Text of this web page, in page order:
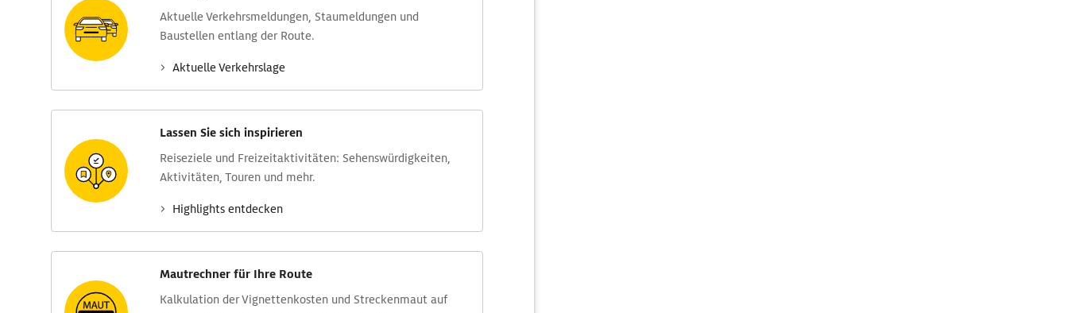
Aktuelle Verkehrs­meldungen, Stau­meldungen und
Baustellen entlang der Route.
Aktuelle Verkehrs­lage
Lassen Sie sich inspirieren
Reise­ziele und Freizeit­aktivitäten: Sehens­würdig­keiten,
Aktivitäten, Touren und mehr.
Highlights entdecken
Mautrechner für Ihre Route
Kalkulation der Vignettenkosten und Streckenmaut auf